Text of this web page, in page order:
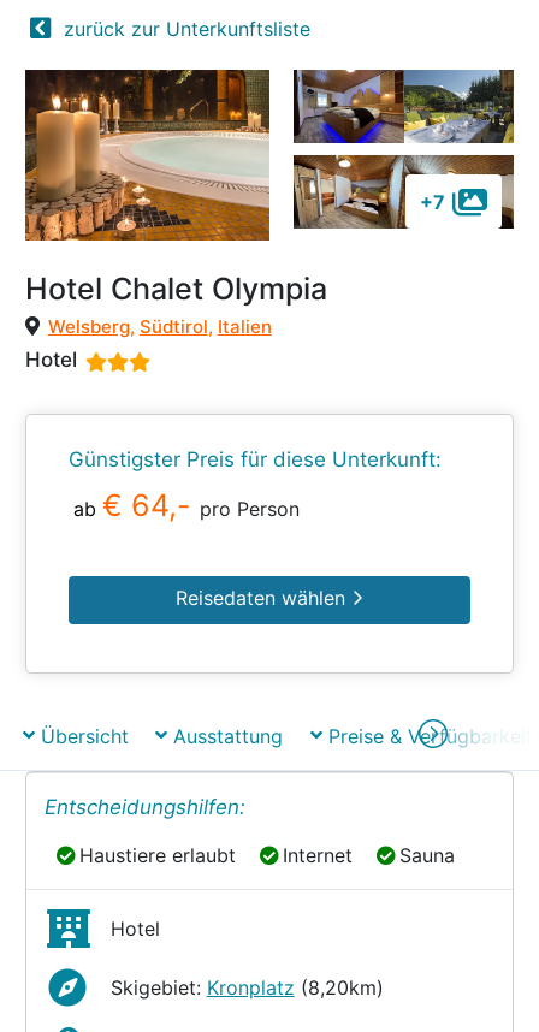
zurück zur Unterkunftsliste
+7
Hotel Chalet Olympia
Welsberg, Südtirol, Italien
Hotel
Günstigster Preis für diese Unterkunft:
ab € 64,- pro Person
Reisedaten wählen
Übersicht Ausstattung Preise & Verfügbarkeit
Entscheidungshilfen:
Haustiere erlaubt
Haustiere erlaubt Internet
Internet Sauna
Sauna
Hotel
Skigebiet: Kronplatz (8,20km)